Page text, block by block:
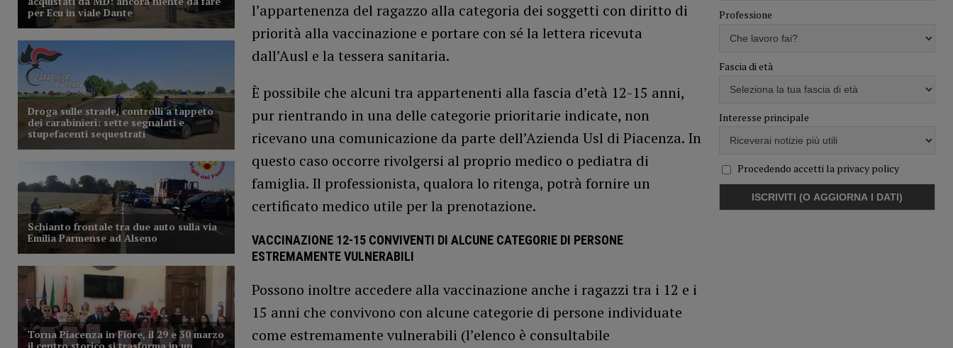
l’appartenenza del ragazzo alla categoria dei soggetti con diritto di
priorità alla vaccinazione e portare con sé la lettera ricevuta
dall’Ausl e la tessera sanitaria.
È possibile che alcuni tra appartenenti alla fascia d’età 12-15 anni,
pur rientrando in una delle categorie prioritarie indicate, non
ricevano una comunicazione da parte dell’Azienda Usl di Piacenza. In
questo caso occorre rivolgersi al proprio medico o pediatra di
famiglia. Il professionista, qualora lo ritenga, potrà fornire un
certificato medico utile per la prenotazione.
VACCINAZIONE 12-15 CONVIVENTI DI ALCUNE CATEGORIE DI PERSONE
ESTREMAMENTE VULNERABILI
Possono inoltre accedere alla vaccinazione anche i ragazzi tra i 12 e i
15 anni che convivono con alcune categorie di persone individuate
come estremamente vulnerabili (l’elenco è consultabile
Professione
Fascia di età
Interesse principale
Procedendo accetti la privacy policy